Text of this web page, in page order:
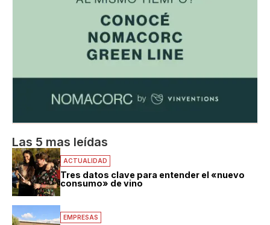
Las 5 mas leídas
ACTUALIDAD
Tres datos clave para entender el «nuevo
consumo» de vino
EMPRESAS